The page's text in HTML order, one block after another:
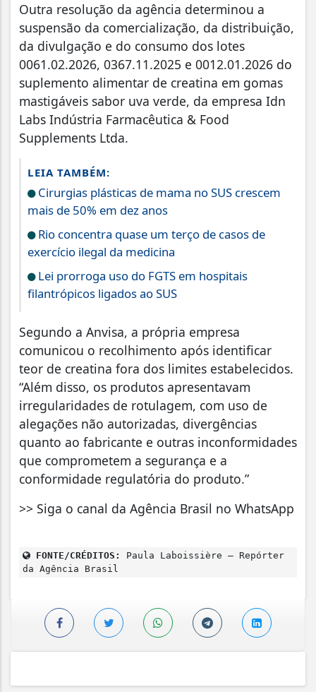
Outra resolução da agência determinou a
suspensão da comercialização, da distribuição,
da divulgação e do consumo dos lotes
0061.02.2026, 0367.11.2025 e 0012.01.2026 do
suplemento alimentar de creatina em gomas
mastigáveis sabor uva verde, da empresa Idn
Labs Indústria Farmacêutica & Food
Supplements Ltda.
LEIA TAMBÉM:
Cirurgias plásticas de mama no SUS crescem
mais de 50% em dez anos
Rio concentra quase um terço de casos de
exercício ilegal da medicina
Lei prorroga uso do FGTS em hospitais
filantrópicos ligados ao SUS
Segundo a Anvisa, a própria empresa
comunicou o recolhimento após identificar
teor de creatina fora dos limites estabelecidos.
“Além disso, os produtos apresentavam
irregularidades de rotulagem, com uso de
alegações não autorizadas, divergências
quanto ao fabricante e outras inconformidades
que comprometem a segurança e a
conformidade regulatória do produto.”
>> Siga o canal da Agência Brasil no WhatsApp
FONTE/CRÉDITOS:
Paula Laboissière – Repórter
da Agência Brasil